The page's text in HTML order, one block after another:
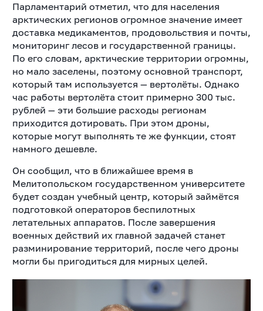
Парламентарий отметил, что для населения
арктических регионов огромное значение имеет
доставка медикаментов, продовольствия и почты,
мониторинг лесов и государственной границы.
По его словам, арктические территории огромны,
но мало заселены, поэтому основной транспорт,
который там используется — вертолёты. Однако
час работы вертолёта стоит примерно 300 тыс.
рублей — эти большие расходы регионам
приходится дотировать. При этом дроны,
которые могут выполнять те же функции, стоят
намного дешевле.
Он сообщил, что в ближайшее время в
Мелитопольском государственном университете
будет создан учебный центр, который займётся
подготовкой операторов беспилотных
летательных аппаратов. После завершения
военных действий их главной задачей станет
разминирование территорий, после чего дроны
могли бы пригодиться для мирных целей.